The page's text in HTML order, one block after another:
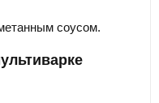
соусом.